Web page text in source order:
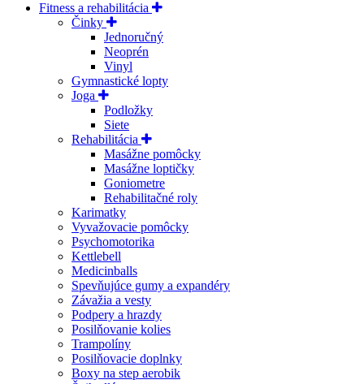
Fitness a rehabilitácia
Činky
Jednoručný
Neoprén
Vinyl
Gymnastické lopty
Joga
Podložky
Siete
Rehabilitácia
Masážne pomôcky
Masážne loptičky
Goniometre
Rehabilitačné roly
Karimatky
Vyvažovacie pomôcky
Psychomotorika
Kettlebell
Medicinballs
Spevňujúce gumy a expandéry
Závažia a vesty
Podpery a hrazdy
Posilňovanie kolies
Trampolíny
Posilňovacie doplnky
Boxy na step aerobik